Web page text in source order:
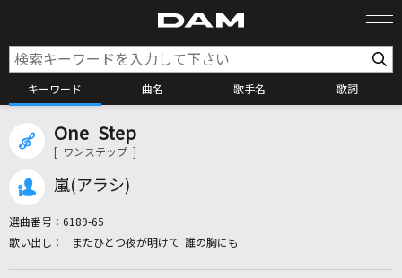
キーワード 曲名 歌手名 歌詞
One Step
[ ワンステップ ]
嵐(アラシ)
選曲番号： 6189-65
またひとつ夜が明けて 誰の胸にも